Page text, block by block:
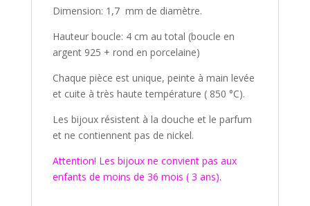
Dimension: 1,7 mm de diamètre.
Hauteur boucle: 4 cm au total (boucle en
argent 925 + rond en porcelaine)
Chaque pièce est unique, peinte à main levée
et cuite à très haute température ( 850 °C).
Les bijoux résistent à la douche et le parfum
et ne contiennent pas de nickel.
Attention! Les bijoux ne convient pas aux
enfants de moins de 36 mois ( 3 ans).